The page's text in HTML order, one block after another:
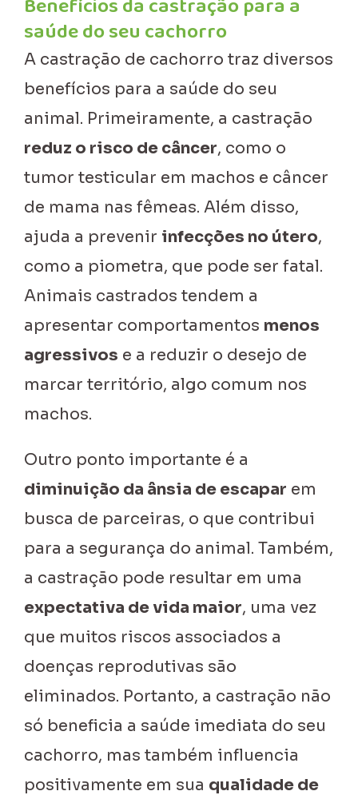
saúde do seu cachorro
A castração de cachorro traz diversos
benefícios para a saúde do seu
animal. Primeiramente, a castração
reduz o risco de câncer, como o
tumor testicular em machos e câncer
de mama nas fêmeas. Além disso,
ajuda a prevenir infecções no útero,
como a piometra, que pode ser fatal.
Animais castrados tendem a
apresentar comportamentos menos
agressivos e a reduzir o desejo de
marcar território, algo comum nos
machos.
Outro ponto importante é a
diminuição da ânsia de escapar em
busca de parceiras, o que contribui
para a segurança do animal. Também,
a castração pode resultar em uma
expectativa de vida maior, uma vez
que muitos riscos associados a
doenças reprodutivas são
eliminados. Portanto, a castração não
só beneficia a saúde imediata do seu
cachorro, mas também influencia
positivamente em sua qualidade de